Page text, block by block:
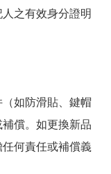
之有效身分證明
如防滑貼、鍵帽
償。如更換新品
何責任或補償義